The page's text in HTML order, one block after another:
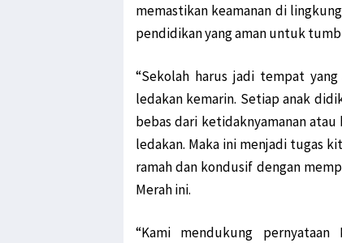
memastikan keamanan di
pendidikan yang aman untuk
“Sekolah harus jadi tempat
ledakan kemarin. Setiap anak
bebas dari ketidaknyamanan
ledakan. Maka ini menjadi tugas
ramah dan kondusif dengan
Merah ini.
“Kami mendukung pernyataan